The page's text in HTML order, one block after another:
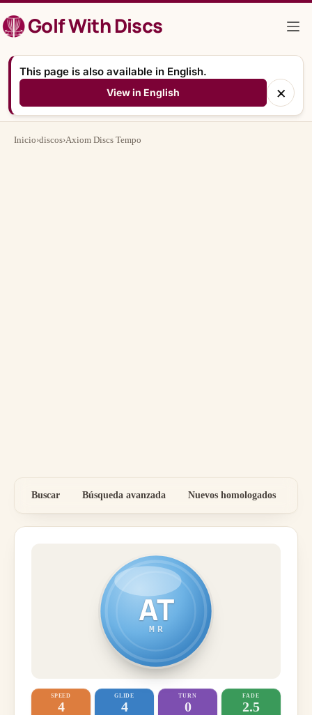
al
contenidoGolf With Discs
This page is also available in English.
View in English ×
Inicio›discos›Axiom Discs Tempo
Buscar Búsqueda avanzada Nuevos homologados
AT
MR
SPEED
4
GLIDE
4
TURN
0
FADE
2.5